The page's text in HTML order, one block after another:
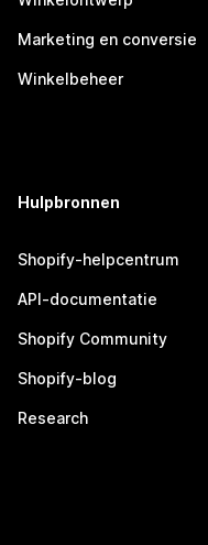
Marketing en conversie
Winkelbeheer
Hulpbronnen
Shopify-helpcentrum
API-documentatie
Shopify Community
Shopify-blog
Research